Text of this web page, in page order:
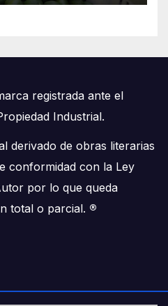
registrada ante el
Industrial.
derivado de obras literarias
conformidad con la Ley
por lo que queda
total o parcial. ®